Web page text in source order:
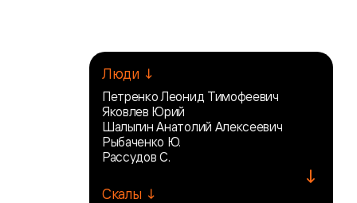
Люди ↓
Петренко Леонид Тимофеевич
Яковлев Юрий
Шалыгин Анатолий Алексеевич
Рыбаченко Ю.
Рассудов С.
↓
Скалы ↓